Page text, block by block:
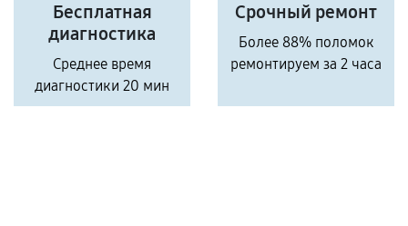
Бесплатная
диагностика
Среднее время
диагностики 20 мин
Срочный ремонт
Более 88% поломок
ремонтируем за 2 часа